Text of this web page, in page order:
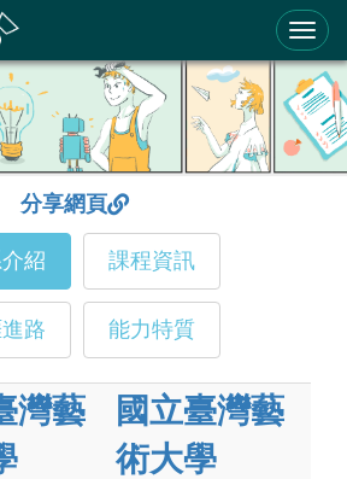
育才輔助系統
分享網頁
紹 課程資訊
路 能力特質
灣藝
國立臺灣藝
術大學